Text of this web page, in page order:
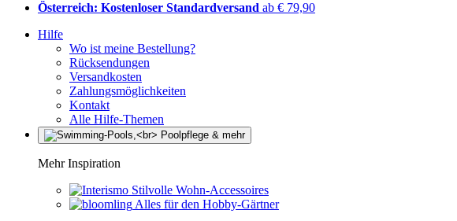
Österreich: Kostenloser Standardversand ab € 79,90
Hilfe
Wo ist meine Bestellung?
Rücksendungen
Versandkosten
Zahlungsmöglichkeiten
Kontakt
Alle Hilfe-Themen
Mehr Inspiration
Stilvolle Wohn-Accessoires
Alles für den Hobby-Gärtner